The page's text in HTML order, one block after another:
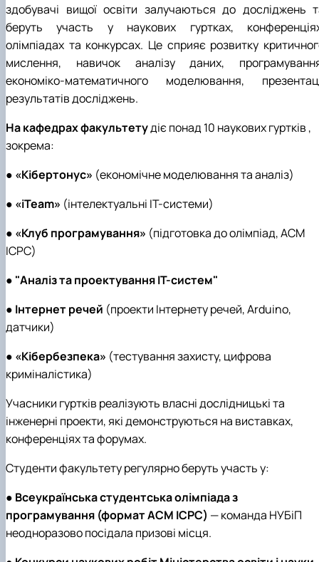
здобувачі вищої освіти залучаються до досліджень
беруть участь у наукових гуртках,
олімпіадах та конкурсах. Це сприяє розвитку
мислення, навичок аналізу даних,
економіко-математичного моделювання,
результатів досліджень.
На кафедрах факультетудіє понад 10 наукових гуртків ,
зокрема:
● «Кібертонус» (економічне моделювання та аналіз)
● «iTeam» (інтелектуальні ІТ-системи)
● «Клуб програмування» (підготовка до олімпіад, ACM
ICPC)
● "Аналіз та проектування ІТ-систем"
● Інтернет речей (проекти Інтернету речей, Arduino,
датчики)
● «Кібербезпека» (тестування захисту, цифрова
криміналістика)
Учасники гуртків реалізують власні дослідницькі та
інженерні проекти, які демонструються на виставках,
конференціях та форумах.
Студенти факультету регулярно беруть участь у:
● Всеукраїнська студентська олімпіада з
програмування (формат ACM ICPC) — команда НУБіП
неодноразово посідала призові місця.